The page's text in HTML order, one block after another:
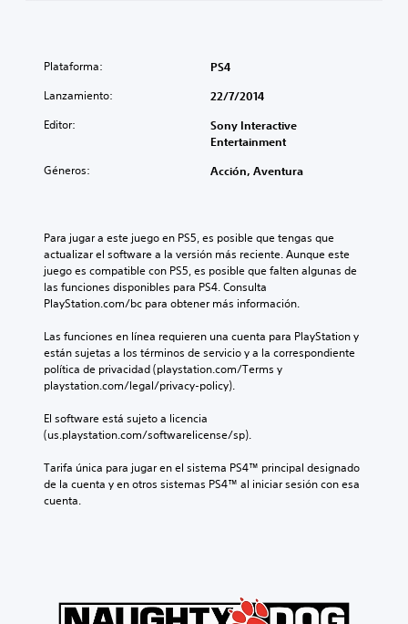
Plataforma: PS4
Lanzamiento: 22/7/2014
Editor:
Sony Interactive
Entertainment
Géneros: Acción, Aventura
Para jugar a este juego en PS5, es posible que tengas que
actualizar el software a la versión más reciente. Aunque este
juego es compatible con PS5, es posible que falten algunas de
las funciones disponibles para PS4. Consulta
PlayStation.com/bc para obtener más información.
Las funciones en línea requieren una cuenta para PlayStation y
están sujetas a los términos de servicio y a la correspondiente
política de privacidad (playstation.com/Terms y
playstation.com/legal/privacy-policy).
El software está sujeto a licencia
(us.playstation.com/softwarelicense/sp).
Tarifa única para jugar en el sistema PS4™ principal designado
de la cuenta y en otros sistemas PS4™ al iniciar sesión con esa
cuenta.